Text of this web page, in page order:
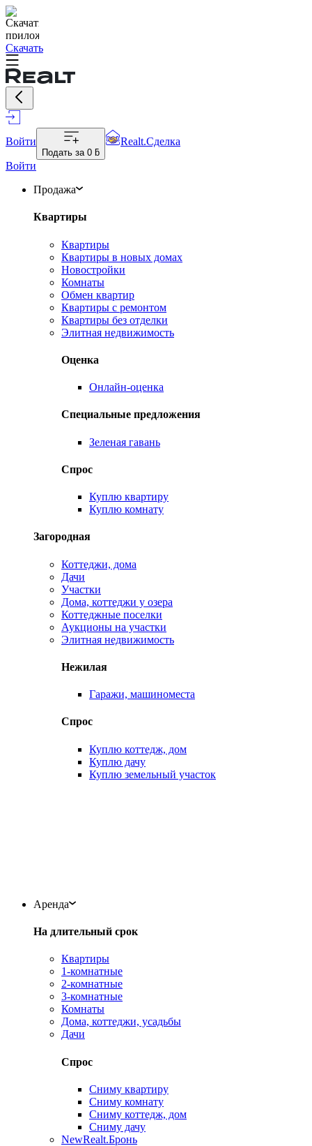
Скачать
Войти
Подать за 0 ƃ
Realt.Сделка
Войти
Продажа
Квартиры
Квартиры
Квартиры в новых домах
Новостройки
Комнаты
Обмен квартир
Квартиры с ремонтом
Квартиры без отделки
Элитная недвижимость
Оценка
Онлайн-оценка
Специальные предложения
Зеленая гавань
Спрос
Куплю квартиру
Куплю комнату
Загородная
Коттеджи, дома
Дачи
Участки
Дома, коттеджи у озера
Коттеджные поселки
Аукционы на участки
Элитная недвижимость
Нежилая
Гаражи, машиноместа
Спрос
Куплю коттедж, дом
Куплю дачу
Куплю земельный участок
Аренда
На длительный срок
Квартиры
1-комнатные
2-комнатные
3-комнатные
Комнаты
Дома, коттеджи, усадьбы
Дачи
Спрос
Сниму квартиру
Сниму комнату
Сниму коттедж, дом
Сниму дачу
NewRealt.Бронь